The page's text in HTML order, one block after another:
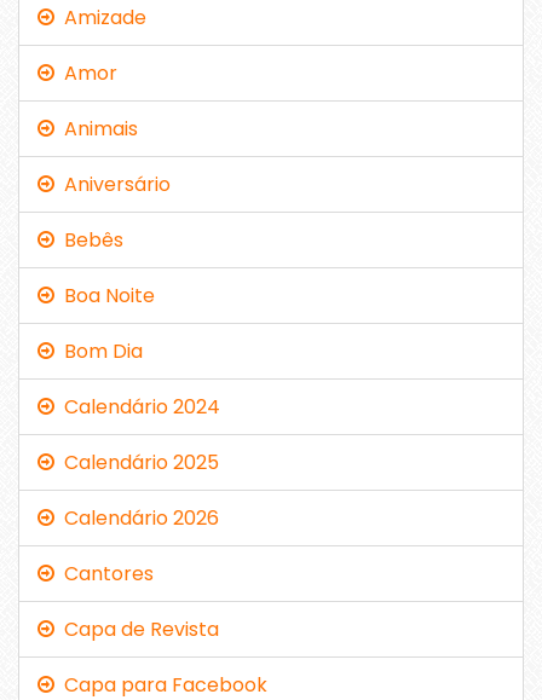
Amizade
Amor
Animais
Aniversário
Bebês
Boa Noite
Bom Dia
Calendário 2024
Calendário 2025
Calendário 2026
Cantores
Capa de Revista
Capa para Facebook